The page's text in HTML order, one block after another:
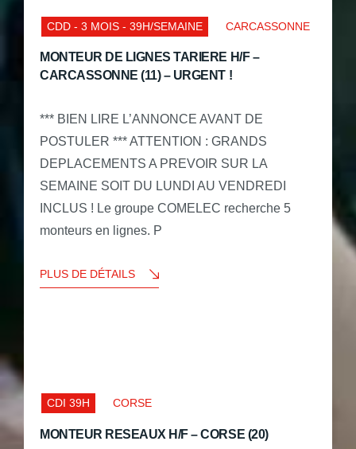
CDD - 3 MOIS - 39H/SEMAINE CARCASSONNE
MONTEUR DE LIGNES TARIERE H/F –
CARCASSONNE (11) – URGENT !
*** BIEN LIRE L’ANNONCE AVANT DE
POSTULER *** ATTENTION : GRANDS
DEPLACEMENTS A PREVOIR SUR LA
SEMAINE SOIT DU LUNDI AU VENDREDI
INCLUS ! Le groupe COMELEC recherche 5
monteurs en lignes. P
PLUS DE DÉTAILS
CDI 39H CORSE
MONTEUR RESEAUX H/F – CORSE (20)